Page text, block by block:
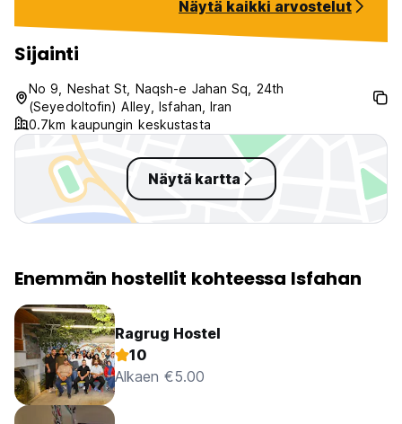
Näytä kaikki arvostelut
Sijainti
No 9, Neshat St, Naqsh-e Jahan Sq, 24th
(Seyedoltofin) Alley, Isfahan, Iran
0.7km kaupungin keskustasta
Näytä kartta
Enemmän hostellit kohteessa Isfahan
Ragrug Hostel
10
Alkaen €5.00